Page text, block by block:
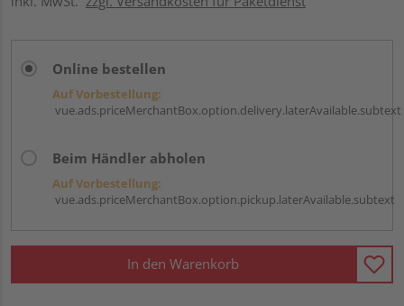
Online bestellen
Auf Vorbestellung:
vue.ads.priceMerchantBox.option.delivery.laterAvailable.subtext
Beim Händler abholen
Auf Vorbestellung:
vue.ads.priceMerchantBox.option.pickup.laterAvailable.subtext
In den Warenkorb